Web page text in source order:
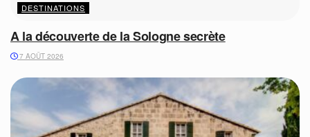
DESTINATIONS
A la découverte de la Sologne secrète
7 AOÛT 2026